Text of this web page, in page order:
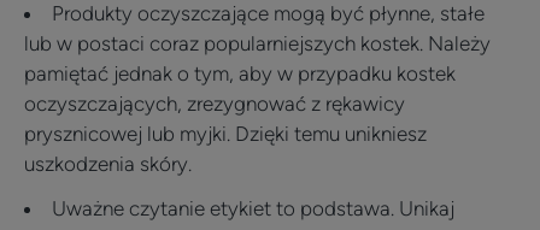
Produkty oczyszczające mogą być płynne, stałe
lub w postaci coraz popularniejszych kostek. Należy
pamiętać jednak o tym, aby w przypadku kostek
oczyszczających, zrezygnować z rękawicy
prysznicowej lub myjki. Dzięki temu unikniesz
uszkodzenia skóry.
Uważne czytanie etykiet to podstawa. Unikaj